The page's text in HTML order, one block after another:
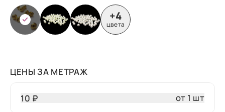
+4
цвета
ЦЕНЫ ЗА МЕТРАЖ
10 ₽ от 1 шт